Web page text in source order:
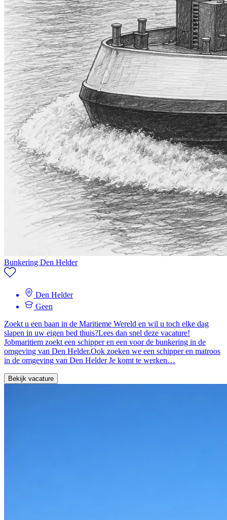
Bunkering Den Helder
Den Helder
Geen
Zoekt u een baan in de Maritieme Wereld en wil u toch elke dag
slapen in uw eigen bed thuis?Lees dan snel deze vacature!
Jobmaritiem zoekt een schipper en een voor de bunkering in de
omgeving van Den Helder.Ook zoeken we een schipper en matroos
in de omgeving van Den Helder Je komt te werken…
Bekijk vacature